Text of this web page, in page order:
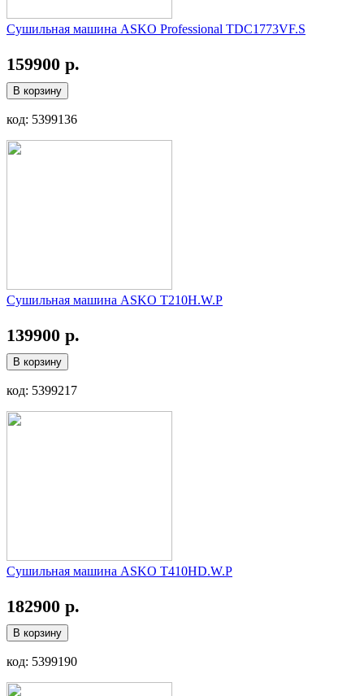
Сушильная машина ASKO Professional TDC1773VF.S
159900 р.
В корзину
код: 5399136
Сушильная машина ASKO T210H.W.P
139900 р.
В корзину
код: 5399217
Сушильная машина ASKO T410HD.W.P
182900 р.
В корзину
код: 5399190